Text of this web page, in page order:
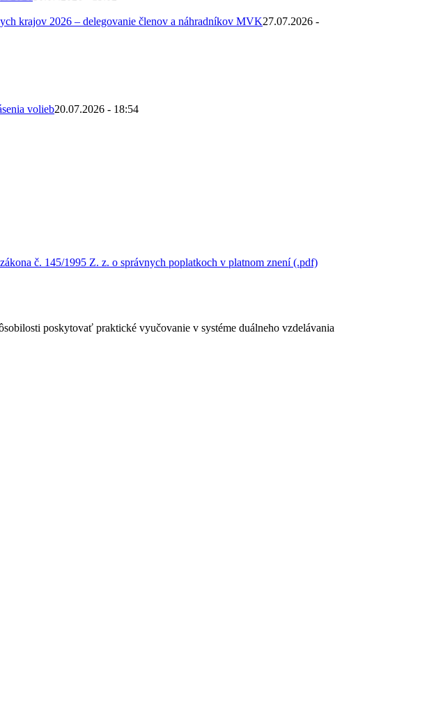
krajov 2026 – delegovanie členov a náhradníkov MVK27.07.2026 -
volieb20.07.2026 - 18:54
č. 145/1995 Z. z. o správnych poplatkoch v platnom znení (.pdf)
poskytovať praktické vyučovanie v systéme duálneho vzdelávania